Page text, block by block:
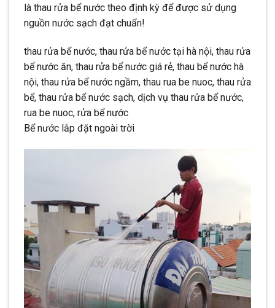
là thau rửa bể nước theo định kỳ để được sử dụng
nguồn nước sạch đạt chuẩn!
thau rửa bể nước, thau rửa bể nước tại hà nội, thau rửa
bể nước ăn, thau rửa bể nước giá rẻ, thau bể nước hà
nội, thau rửa bể nước ngầm, thau rua be nuoc, thau rửa
bể, thau rửa bể nước sạch, dịch vụ thau rửa bể nước,
rua be nuoc, rửa bể nước
Bể nước lắp đặt ngoài trời